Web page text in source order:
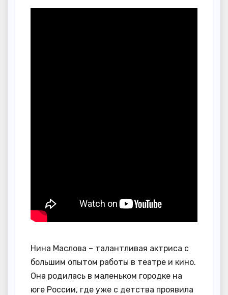
Нина Маслова – талантливая актриса с
большим опытом работы в театре и кино.
Она родилась в маленьком городке на
юге России, где уже с детства проявила